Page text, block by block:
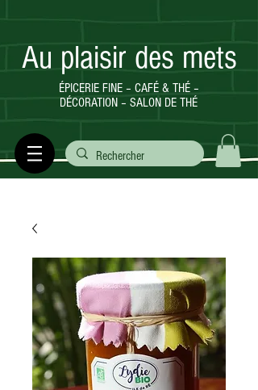
ÉPICERIE FINE – CAFÉ & THÉ –
DÉCORATION – SALON DE THÉ
Au plaisir des mets